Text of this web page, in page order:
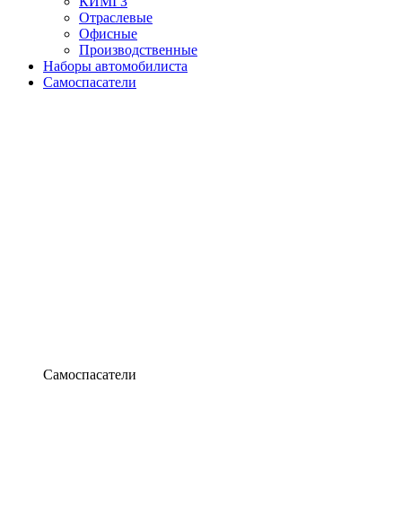
Отраслевые
Офисные
Производственные
Наборы автомобилиста
Самоспасатели
Самоспасатели